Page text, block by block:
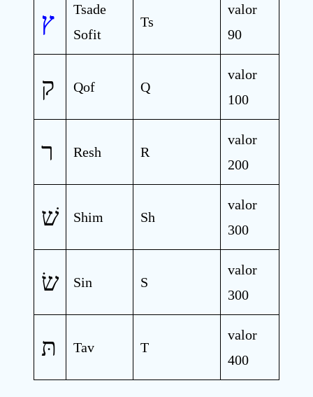
ץ
Tsade
Sofit
Ts
valor
90
ק Qof Q
valor
100
ר Resh R
valor
200
שׁ Shim Sh
valor
300
שׂ Sin S
valor
300
תּ Tav T
valor
400